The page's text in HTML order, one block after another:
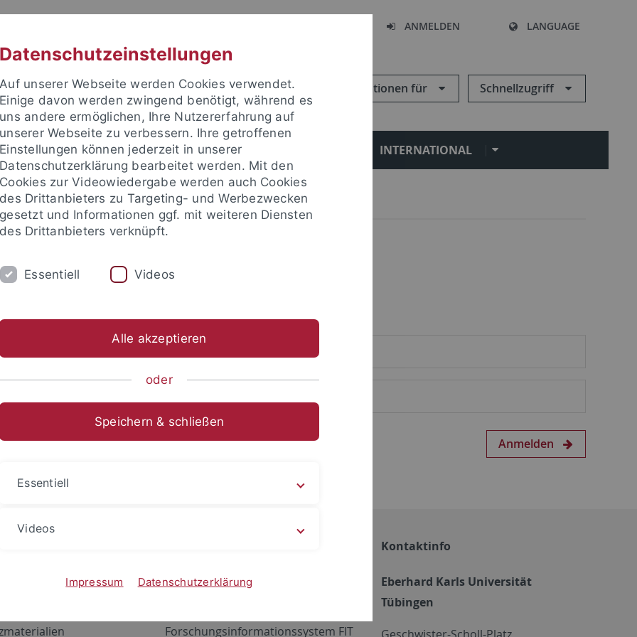
ANMELDEN LANGUAGE
Informationen für Schnellzugriff
FORSCHUNG EINRICHTUNGEN INTERNATIONAL
um sich anzumelden:
Anmelden
Netzwerk
ALMA
Forschungsinformationssystem FIT
Kontaktinfo
Eberhard Karls Universität
Tübingen
Datenschutzeinstellungen
Auf unserer Webseite werden Cookies verwendet.
Einige davon werden zwingend benötigt, während es
uns andere ermöglichen, Ihre Nutzererfahrung auf
unserer Webseite zu verbessern. Ihre getroffenen
Einstellungen können jederzeit in unserer
Datenschutzerklärung bearbeitet werden. Mit den
Cookies zur Videowiedergabe werden auch Cookies
des Drittanbieters zu Targeting- und Werbezwecken
gesetzt und Informationen ggf. mit weiteren Diensten
des Drittanbieters verknüpft.
Essentiell Videos
Alle akzeptieren
oder
Speichern & schließen
Essentiell
Videos
Impressum Datenschutzerklärung